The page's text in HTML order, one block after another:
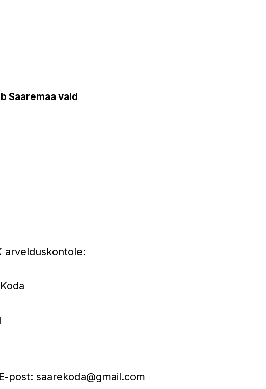
Saaremaa vald
arvelduskontole:
post: saarekoda@gmail.com